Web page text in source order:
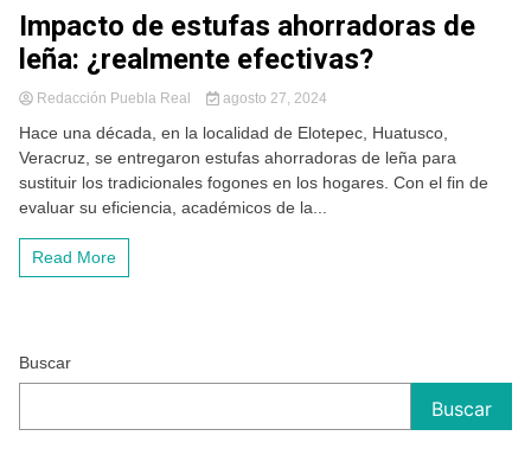
Impacto de estufas ahorradoras de
leña: ¿realmente efectivas?
Redacción Puebla Real agosto 27, 2024
Hace una década, en la localidad de Elotepec, Huatusco,
Veracruz, se entregaron estufas ahorradoras de leña para
sustituir los tradicionales fogones en los hogares. Con el fin de
evaluar su eficiencia, académicos de la...
Read More
Buscar
Buscar